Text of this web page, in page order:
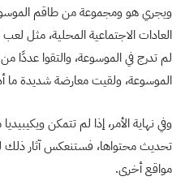
ويجري هو ومجموعة من طاقم
العادات الاجتماعية المحلية، مثل
لم تدرج في الموسوعة، والتقوا عددًا
الموسوعة، ولقيت معارضة شديدة ما
وفي نهاية الأمر، إذا لم تتمكن
تحديث محتواها، فستنعكس آثار
مواقع أخرى.